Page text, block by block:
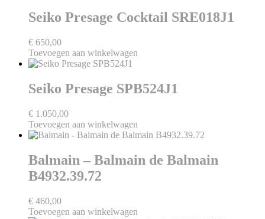
Seiko Presage Cocktail SRE018J1
€ 650,00
Toevoegen aan winkelwagen
Seiko Presage SPB524J1
€ 1.050,00
Toevoegen aan winkelwagen
Balmain – Balmain de Balmain
B4932.39.72
€ 460,00
Toevoegen aan winkelwagen